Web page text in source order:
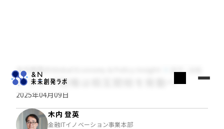
木内登英のGlobal Economy & Policy Insight
トランプ政権は相互関税を発動へ
2025年04月09日
木内 登英
金融ITイノベーション事業本部